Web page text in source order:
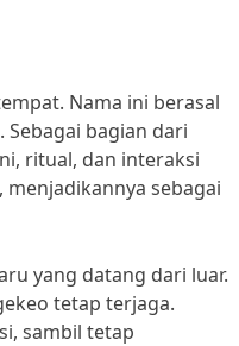
Nama ini berasal
bagian dari
ritual, dan interaksi
sebagai
yang datang dari luar.
tetap terjaga.
sambil tetap